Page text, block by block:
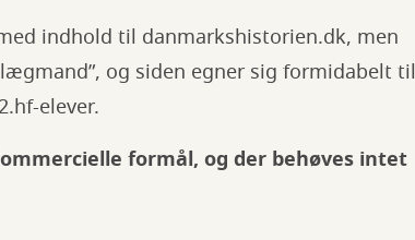
indhold til danmarkshistorien.dk, men
og siden egner sig formidabelt til
elever.
formål, og der behøves intet